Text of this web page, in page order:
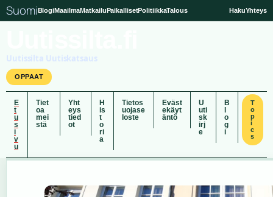
SuomiBlogiMaailmaMatkailuPaikallisetPolitiikkaTalous HakuYhteys
Uutissilta Uutiskatsaus
OPPAAT
E
t
u
s
i
v
u
Tiet
oa
mei
stä
Yht
eys
tied
ot
H
is
t
o
ri
a
Tietos
uojase
loste
Eväst
ekäyt
äntö
U
uti
sk
irj
e
B
o
g
i
T
o
p
i
c
s